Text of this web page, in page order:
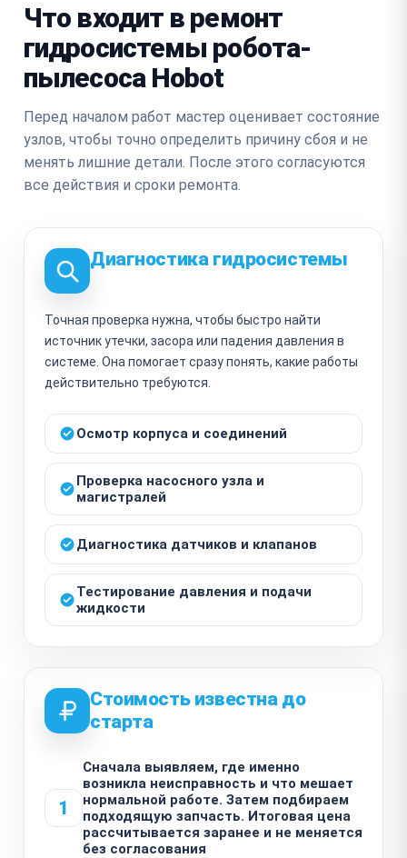
Что входит в ремонт
гидросистемы робота-
пылесоса Hobot
Перед началом работ мастер оценивает состояние
узлов, чтобы точно определить причину сбоя и не
менять лишние детали. После этого согласуются
все действия и сроки ремонта.
Диагностика гидросистемы
Точная проверка нужна, чтобы быстро найти
источник утечки, засора или падения давления в
системе. Она помогает сразу понять, какие работы
действительно требуются.
Осмотр корпуса и соединений
Проверка насосного узла и
магистралей
Диагностика датчиков и клапанов
Тестирование давления и подачи
жидкости
Стоимость известна до
старта
1
Сначала выявляем, где именно
возникла неисправность и что мешает
нормальной работе. Затем подбираем
подходящую запчасть. Итоговая цена
рассчитывается заранее и не меняется
без согласования